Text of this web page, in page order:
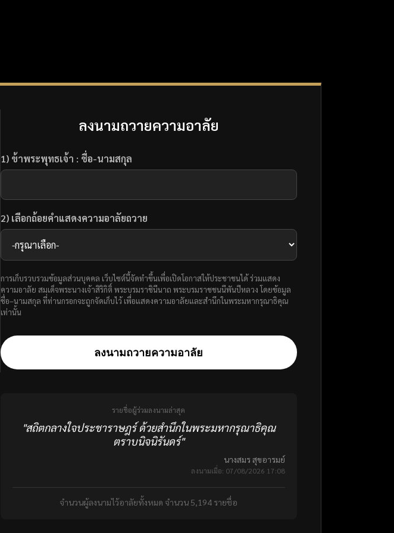
ลงนามถวายความอาลัย
1) ข้าพระพุทธเจ้า : ชื่อ-นามสกุล
2) เลือกถ้อยคำแสดงความอาลัยถวาย
การเก็บรวบรวมข้อมูลส่วนบุคคล เว็บไซต์นี้จัดทำขึ้นเพื่อเปิดโอกาสให้ประชาชนได้ ร่วมแสดง
ความอาลัย สมเด็จพระนางเจ้าสิริกิติ์ พระบรมราชินีนาถ พระบรมราชชนนีพันปีหลวง โดยข้อมูล
ชื่อ–นามสกุล ที่ท่านกรอกจะถูกจัดเก็บไว้ เพื่อแสดงความอาลัยและสำนึกในพระมหากรุณาธิคุณ
เท่านั้น
ลงนามถวายความอาลัย
รายชื่อผู้ร่วมลงนามล่าสุด
"สถิตกลางใจประชาราษฎร์ ด้วยสำนึกในพระมหากรุณาธิคุณ
ตราบนิจนิรันดร์"
นางสมร สุขอารมย์
ลงนามเมื่อ: 07/08/2026 17:08
จำนวนผู้ลงนามไว้อาลัยทั้งหมด จำนวน 5,194 รายชื่อ